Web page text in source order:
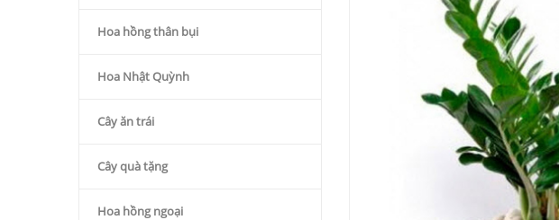
Hoa hồng thân bụi
Hoa Nhật Quỳnh
Cây ăn trái
Cây quà tặng
Hoa hồng ngoại